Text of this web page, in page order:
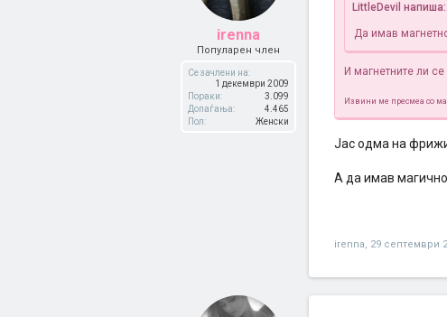
irenna
Популарен член
Се зачлени на:
1 декември 2009
Пораки:
3.099
Допаѓања:
4.465
Пол:
Женски
LittleDevil напиша:
Да имав
И магнетните ли се
Извини ме пресмеа со
Јас одма на
А да имав магично
irenna, 29 септември